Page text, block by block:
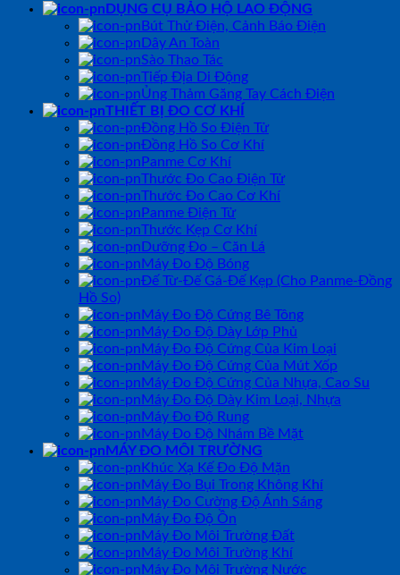
DỤNG CỤ BẢO HỘ LAO ĐỘNG
Bút Thử Điện, Cảnh Báo Điện
Dây An Toàn
Sào Thao Tác
Tiếp Địa Di Động
Ủng Thảm Găng Tay Cách Điện
THIẾT BỊ ĐO CƠ KHÍ
Đồng Hồ So Điện Tử
Đồng Hồ So Cơ Khí
Panme Cơ Khí
Thước Đo Cao Điện Tử
Thước Đo Cao Cơ Khí
Panme Điện Tử
Thước Kẹp Cơ Khí
Dưỡng Đo – Căn Lá
Máy Đo Độ Bóng
Đế Từ-Đế Gá-Đế Kẹp (Cho Panme-Đồng
Hồ So)
Máy Đo Độ Cứng Bê Tông
Máy Đo Độ Dày Lớp Phủ
Máy Đo Độ Cứng Của Kim Loại
Máy Đo Độ Cứng Của Mút Xốp
Máy Đo Độ Cứng Của Nhựa, Cao Su
Máy Đo Độ Dày Kim Loại, Nhựa
Máy Đo Độ Rung
Máy Đo Độ Nhám Bề Mặt
MÁY ĐO MÔI TRƯỜNG
Khúc Xạ Kế Đo Độ Mặn
Máy Đo Bụi Trong Không Khí
Máy Đo Cường Độ Ánh Sáng
Máy Đo Độ Ồn
Máy Đo Môi Trường Đất
Máy Đo Môi Trường Khí
Máy Đo Môi Trường Nước